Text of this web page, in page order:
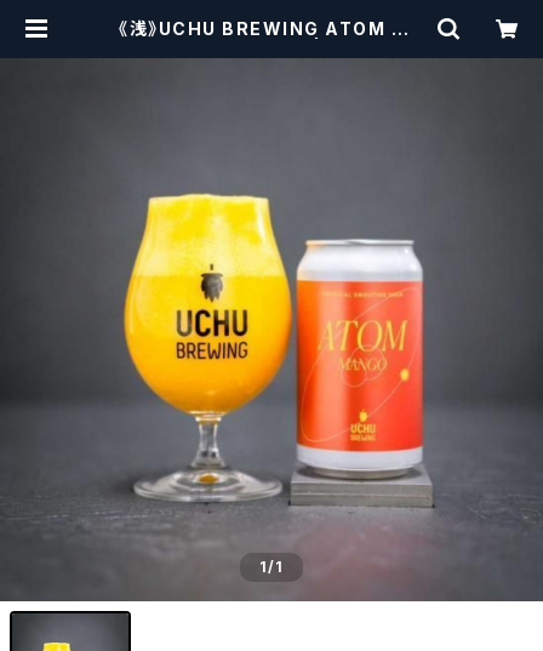
《浅》UCHU BREWING ATOM MA
1/1